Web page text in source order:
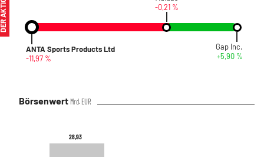
ANTA Sports Products Ltd
-11,97 %
-0,21 %
Gap Inc.
+5,90 %
Börsenwert Mrd. EUR
28,93
28,93